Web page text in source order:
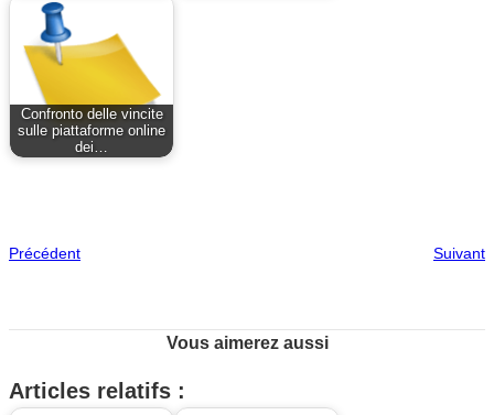
Confronto delle vincite
sulle piattaforme online
dei…
Précédent Suivant
Vous aimerez aussi
Articles relatifs :